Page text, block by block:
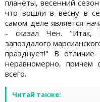
планеты, весенний
что вошли в весну в
самом деле является
- сказал Чен. "Итак,
запоздалого
празднует!" В
неравномерно, причем
всего.
Читай также: